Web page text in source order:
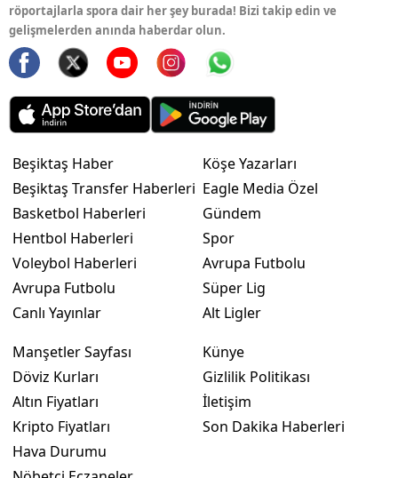
röportajlarla spora dair her şey burada! Bizi takip edin ve
gelişmelerden anında haberdar olun.
Beşiktaş Haber
Beşiktaş Transfer Haberleri
Basketbol Haberleri
Hentbol Haberleri
Voleybol Haberleri
Avrupa Futbolu
Canlı Yayınlar
Köşe Yazarları
Eagle Media Özel
Gündem
Spor
Avrupa Futbolu
Süper Lig
Alt Ligler
Manşetler Sayfası
Döviz Kurları
Altın Fiyatları
Kripto Fiyatları
Hava Durumu
Künye
Gizlilik Politikası
İletişim
Son Dakika Haberleri